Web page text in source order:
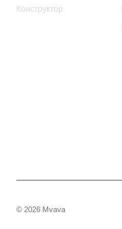
Конструктор
© 2026 Mvava